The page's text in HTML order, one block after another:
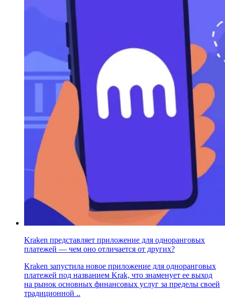
Kraken представляет приложение для одноранговых
платежей — чем оно отличается от других?
Kraken запустила новое приложение для одноранговых
платежей под названием Krak, что знаменует ее выход
на рынок основных финансовых услуг за пределы своей
традиционной ..